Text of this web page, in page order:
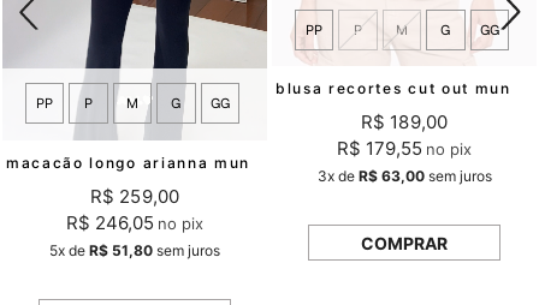
PP P M G GG
R$ 259,00
R$ 246,05 no pix
5x de R$ 51,80 sem juros
PP P M G GG
R$ 189,00
R$ 179,55 no pix
3xde R$ 63,00sem juros
COMPRAR